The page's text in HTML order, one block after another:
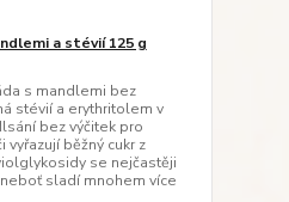
a stévií 125 g
s mandlemi bez
stévií a erythritolem v
bez výčitek pro
vyřazují běžný cukr z
se nejčastěji
sladí mnohem více